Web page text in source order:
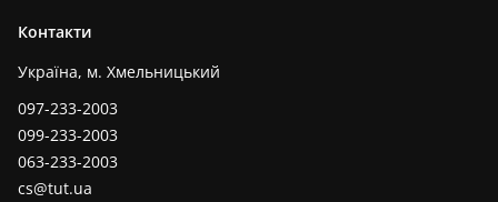
Контакти
Україна, м. Хмельницький
097-233-2003
099-233-2003
063-233-2003
cs@tut.ua